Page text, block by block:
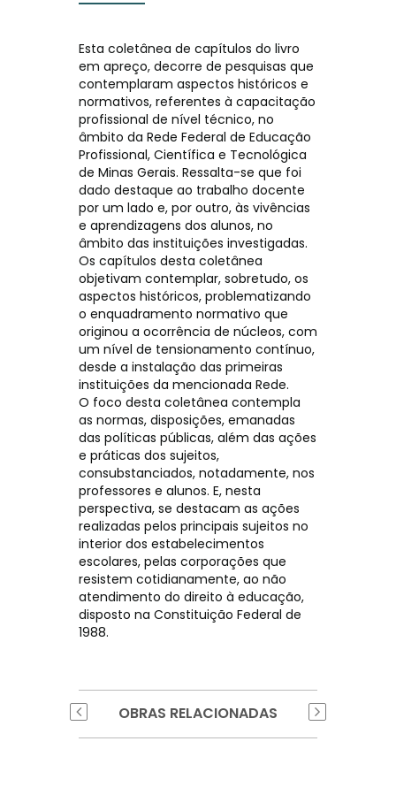
Esta coletânea de capítulos do livro
em apreço, decorre de pesquisas que
contemplaram aspectos históricos e
normativos, referentes à capacitação
profissional de nível técnico, no
âmbito da Rede Federal de Educação
Profissional, Científica e Tecnológica
de Minas Gerais. Ressalta-se que foi
dado destaque ao trabalho docente
por um lado e, por outro, às vivências
e aprendizagens dos alunos, no
âmbito das instituições investigadas.
Os capítulos desta coletânea
objetivam contemplar, sobretudo, os
aspectos históricos, problematizando
o enquadramento normativo que
originou a ocorrência de núcleos, com
um nível de tensionamento contínuo,
desde a instalação das primeiras
instituições da mencionada Rede.
O foco desta coletânea contempla
as normas, disposições, emanadas
das políticas públicas, além das ações
e práticas dos sujeitos,
consubstanciados, notadamente, nos
professores e alunos. E, nesta
perspectiva, se destacam as ações
realizadas pelos principais sujeitos no
interior dos estabelecimentos
escolares, pelas corporações que
resistem cotidianamente, ao não
atendimento do direito à educação,
disposto na Constituição Federal de
1988.
OBRAS RELACIONADAS